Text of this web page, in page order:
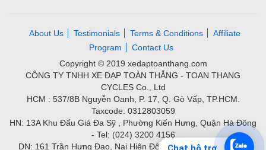
About Us Testimonials Terms & Conditions
Affiliate
Program
Contact Us
Copyright © 2019 xedaptoanthang.com
CÔNG TY TNHH XE ĐẠP TOÀN THẮNG - TOAN THANG
CYCLES Co., Ltd
HCM : 537/8B Nguyễn Oanh, P. 17, Q. Gò Vấp, TP.HCM.
Taxcode: 0312803059
HN: 13A Khu Đấu Giá Đa Sỹ , Phường Kiến Hưng, Quận Hà Đông
- Tel: (024) 3200 4156
DN: 161 Trần Hưng Đạo, Nại Hiên Đông, Quận Sơn Trà - Tel: